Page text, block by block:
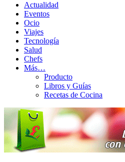
Actualidad
Eventos
Ocio
Viajes
Tecnología
Salud
Chefs
Más…
Producto
Libros y Guías
Recetas de Cocina